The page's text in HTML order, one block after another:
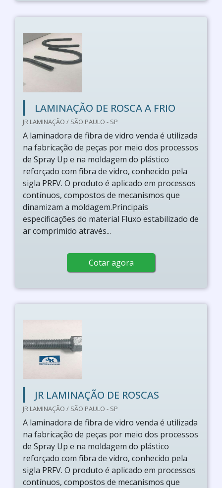
LAMINAÇÃO DE ROSCA A FRIO
JR LAMINAÇÃO / SÃO PAULO - SP
A laminadora de fibra de vidro venda é utilizada
na fabricação de peças por meio dos processos
de Spray Up e na moldagem do plástico
reforçado com fibra de vidro, conhecido pela
sigla PRFV. O produto é aplicado em processos
contínuos, compostos de mecanismos que
dinamizam a moldagem.Principais
especificações do material Fluxo estabilizado de
ar comprimido através...
Cotar agora
JR LAMINAÇÃO DE ROSCAS
JR LAMINAÇÃO / SÃO PAULO - SP
A laminadora de fibra de vidro venda é utilizada
na fabricação de peças por meio dos processos
de Spray Up e na moldagem do plástico
reforçado com fibra de vidro, conhecido pela
sigla PRFV. O produto é aplicado em processos
contínuos, compostos de mecanismos que